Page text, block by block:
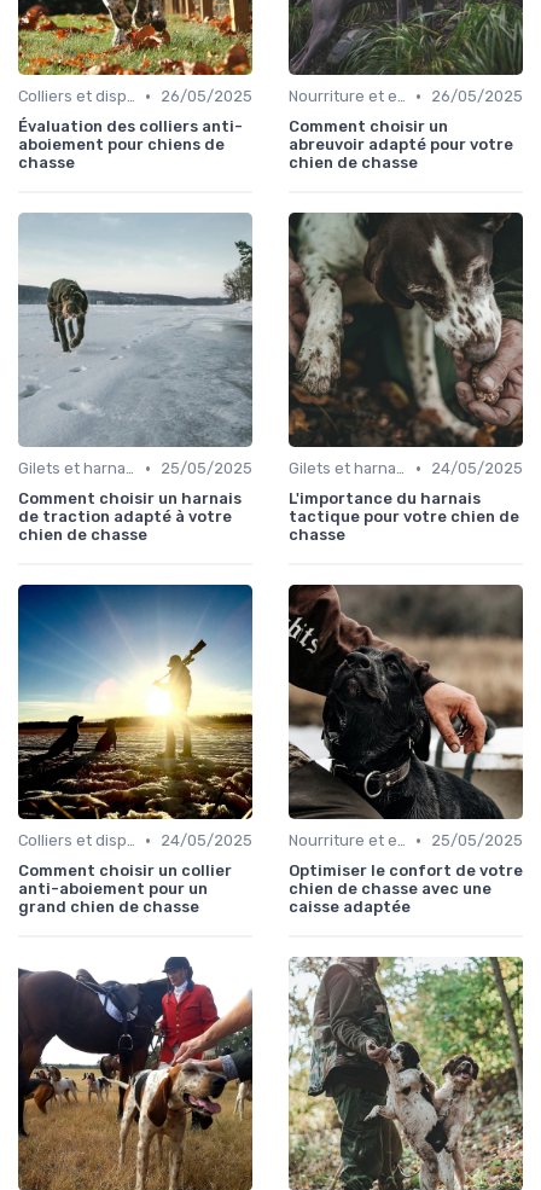
Colliers et dispositifs de suivi •
26/05/2025
Évaluation des colliers anti-
aboiement pour chiens de
chasse
Nourriture et eau en déplacement •
26/05/2025
Comment choisir un
abreuvoir adapté pour votre
chien de chasse
Gilets et harnais •
25/05/2025
Comment choisir un harnais
de traction adapté à votre
chien de chasse
Gilets et harnais •
24/05/2025
L'importance du harnais
tactique pour votre chien de
chasse
Colliers et dispositifs de suivi •
24/05/2025
Comment choisir un collier
anti-aboiement pour un
grand chien de chasse
Nourriture et eau en déplacement •
25/05/2025
Optimiser le confort de votre
chien de chasse avec une
caisse adaptée